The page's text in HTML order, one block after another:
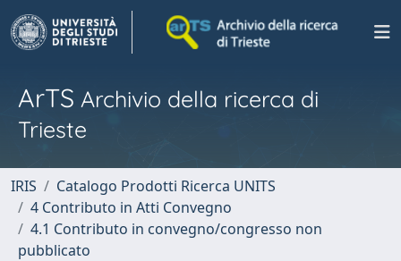
ArTS Archivio della ricerca di
Trieste
IRIS
Catalogo Prodotti Ricerca UNITS
4 Contributo in Atti Convegno
4.1 Contributo in convegno/congresso non
pubblicato